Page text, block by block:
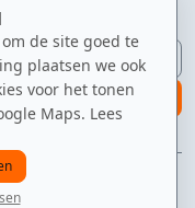
de site goed te
plaatsen we ook
voor het tonen
Maps. Lees
badmintonnieuws.
aanmelden
de perfecte tumbling